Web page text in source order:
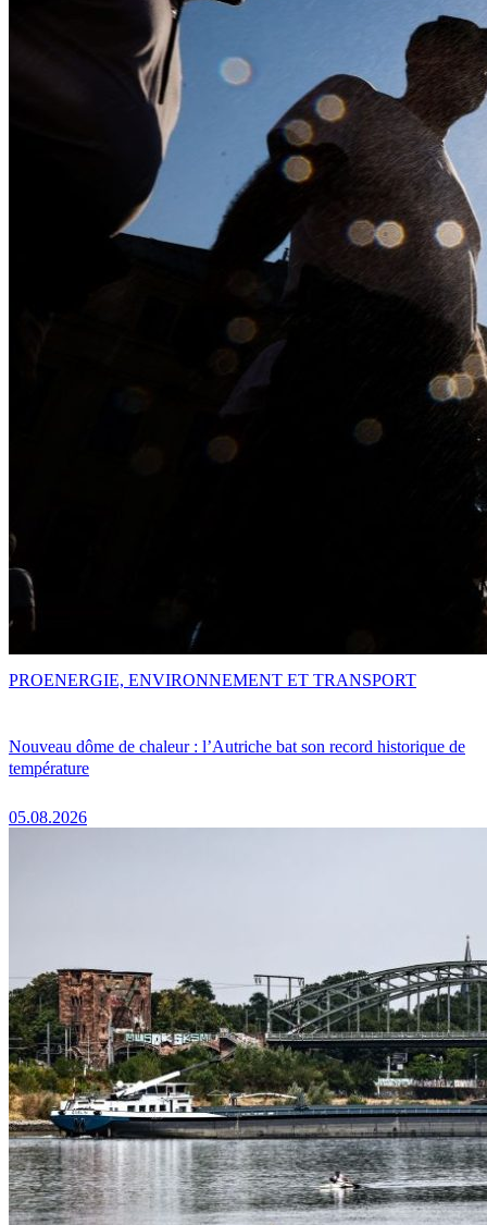
Nouveau dôme de chaleur : l’Autriche bat son record historique de
température
05.08.2026
PROENERGIE, ENVIRONNEMENT ET TRANSPORT